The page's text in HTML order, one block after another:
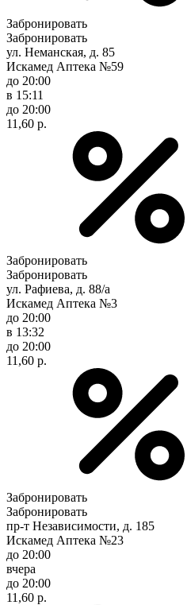
Забронировать
Забронировать
ул. Неманская, д. 85
Искамед Аптека №59
до 20:00
в 15:11
до 20:00
11,60 р.
Забронировать
Забронировать
ул. Рафиева, д. 88/а
Искамед Аптека №3
до 20:00
в 13:32
до 20:00
11,60 р.
Забронировать
Забронировать
пр-т Независимости, д. 185
Искамед Аптека №23
до 20:00
вчера
до 20:00
11,60 р.